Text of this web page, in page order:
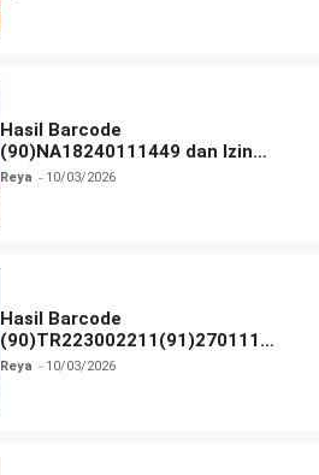
Hasil Barcode
(90)NA18240111449 dan Izin
BPOM
Reya 10/03/2026
Hasil Barcode
(90)TR223002211(91)270111
dan Izin BPOM
Reya 10/03/2026